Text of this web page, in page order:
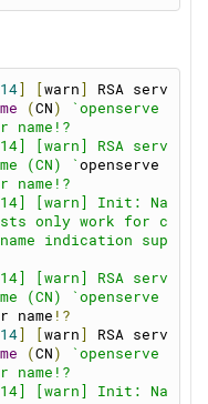
warn
RSA serv
(CN )
`openserve
name!?
[warn] RSA serv
(CN) `openserve
name!?
[warn] Init: Na
only work for c
indication sup
[warn] RSA serv
(CN) `openserve
name !?
warn
RSA serv
(CN )
`openserve
name!?
[warn] Init: Na